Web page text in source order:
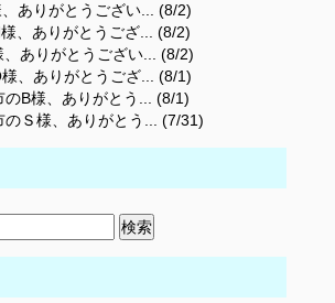
ありがとうござい... (8/2)
、ありがとうござ... (8/2)
、ありがとうござい... (8/2)
、ありがとうござ... (8/1)
のB様、ありがとう... (8/1)
のＳ様、ありがとう... (7/31)